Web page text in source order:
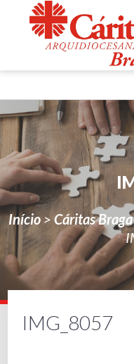
Início > Cáritas
IMG_8057